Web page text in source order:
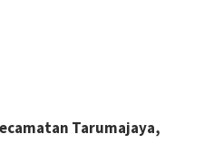
Tarumajaya,